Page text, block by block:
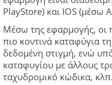
PlayStore) και IOS (μέσω
Μέσω της εφαρμογής, οι
πιο κοντινά καταφύγια
δεδομένη στιγμή, ενώ
καταφυγίου με άλλους
ταχυδρομικό κώδικα,